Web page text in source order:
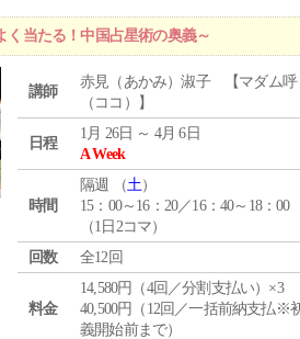
当たる！中国占星術の奥義～
講師
赤見（あかみ）淑子 【マダム呼
（ココ）】
日程
1月 26日 ～ 4月 6日
A Week
時間
隔週 （土）
15：00～16：20／16：40～18：00
（1日2コマ）
回数
全12回
料金
14,580円（4回／分割支払い）×3
40,500円（12回／一括前納支払※
義開始前まで）